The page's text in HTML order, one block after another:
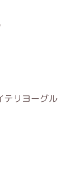
テリヨーグル